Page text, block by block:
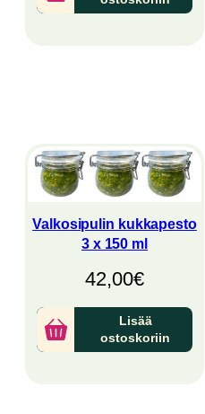
Valkosipulin kukkapesto
3 x 150 ml
42,00€
Lisää
ostoskoriin